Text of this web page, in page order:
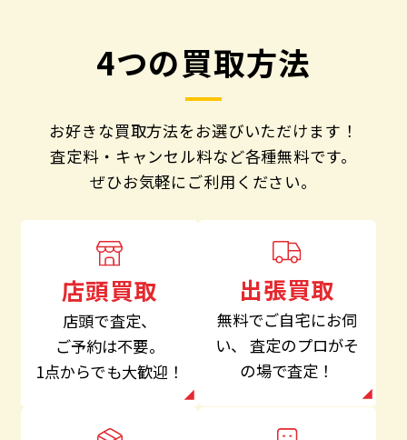
4つの買取方法
お好きな買取方法をお選びいただけます！
査定料・キャンセル料など各種無料です。
ぜひお気軽にご利用ください。
店頭買取
店頭で査定、
ご予約は不要。
1点からでも大歓迎！
出張買取
無料でご自宅にお伺
い、 査定のプロがそ
の場で査定！